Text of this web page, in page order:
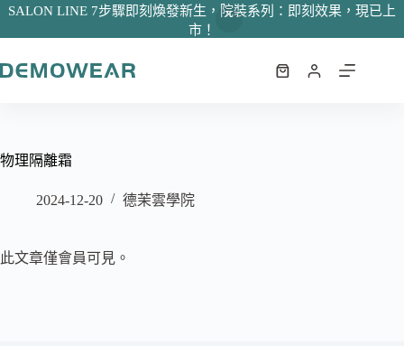
SALON LINE 7步驟即刻煥發新生，院裝系列：即刻效果，現已上
市！
至
容
購
物理隔離霜
2024-12-20 德茉雲學院
此文章僅會員可見。